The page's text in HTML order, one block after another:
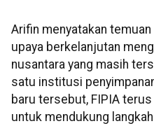
Arifin menyatakan
upaya berkelanjutan
nusantara yang masih
satu institusi
baru tersebut, FIPIA
untuk mendukung